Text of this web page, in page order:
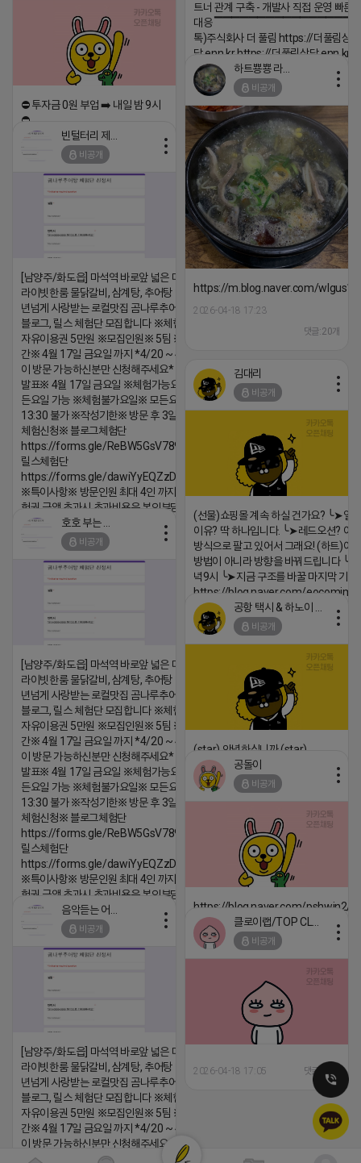
트너 관계 구축 - 개발사 직접 운영 빠른
대응
톡)주식회사 더 풀림 https://더풀림상
담.enn.kr https://더풀림상담.enn.kr
2026-04-18 17:26
⛔️ 투자금 0원 부업 ➡️ 내일 밤 9시
⛔️
2026-04-18 17:23
하트뿅뿅 라이언
비공개
https://m.blog.naver.com/
2026-04-18 17:23
댓글:20개
비공개
[남양주/화도읍] 마석역 바로앞 넓은 매장과, 프
라이빗한룸 물닭갈비, 삼계탕, 추어탕 맛집 10
년넘게 사랑받는 로컬맛집 곰나루추어탕에서
블로그, 릴스 체험단 모집합니다 ※체험메뉴※
자유이용권 5만원 ※모집인원※ 5팀 ※모집기
간※ 4월 17일 금요일 까지 *4/20 ~ 4/26 사
이 방문 가능하신분만 신청해주세요* ※체험단
발표※ 4월 17일 금요일 ※체험가능요일※ 모
든요일 가능 ※체험불가요일※ 모든요일 12 ~
13:30 불가 ※작성기한※ 방문 후 3일 이내 ※
체험신청※ 블로그체험단
https://forms.gle/ReBW5GsV789ur2Pz6
릴스체험단
https://forms.gle/dawiYyEQZzDdqf8W8
※특이사항※ 방문인원 최대 4인 까지 가능 체
험권 금액 초과시 초과비용은 본인부담입니다.
2026-04-18 17:18
김대리
비공개
(선물)쇼핑몰 계속 하실 건가요? ╰➤열
이유? 딱 하나입니다. ╰➤레드오션? 아
방식으로 팔고 있어서 그래요! (하트)이
방법이 아니라 방향을 바꿔드립니다
녁9시 ╰➤지금 구조를 바꿀 마지막 기회
https://blog.naver.com/eocomim/
2026-04-18 17:15
비공개
[남양주/화도읍] 마석역 바로앞 넓은 매장과, 프
라이빗한룸 물닭갈비, 삼계탕, 추어탕 맛집 10
년넘게 사랑받는 로컬맛집 곰나루추어탕에서
블로그, 릴스 체험단 모집합니다 ※체험메뉴※
자유이용권 5만원 ※모집인원※ 5팀 ※모집기
간※ 4월 17일 금요일 까지 *4/20 ~ 4/26 사
이 방문 가능하신분만 신청해주세요* ※체험단
발표※ 4월 17일 금요일 ※체험가능요일※ 모
든요일 가능 ※체험불가요일※ 모든요일 12 ~
13:30 불가 ※작성기한※ 방문 후 3일 이내 ※
체험신청※ 블로그체험단
https://forms.gle/ReBW5GsV789ur2Pz6
릴스체험단
https://forms.gle/dawiYyEQZzDdqf8W8
※특이사항※ 방문인원 최대 4인 까지 가능 체
험권 금액 초과시 초과비용은 본인부담입니다.
2026-04-18 17:13
비공개
(star) 안녕하십니까 (star)
2026-04-18 17:12
공돌이
비공개
https://blog.naver.com/pshwin2/
2026-04-18 17:12
비공개
[남양주/화도읍] 마석역 바로앞 넓은 매장과, 프
라이빗한룸 물닭갈비, 삼계탕, 추어탕 맛집 10
년넘게 사랑받는 로컬맛집 곰나루추어탕에서
블로그, 릴스 체험단 모집합니다 ※체험메뉴※
자유이용권 5만원 ※모집인원※ 5팀 ※모집기
간※ 4월 17일 금요일 까지 *4/20 ~ 4/26 사
이 방문 가능하신분만 신청해주세요* ※체험단
발표※ 4월 17일 금요일 ※체험가능요일※ 모
비공개
2026-04-18 17:05 댓글:20개